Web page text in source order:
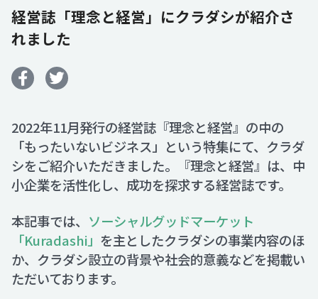
Food
Energy
Impact
Company
IR
News
Recruit
Contact
経営誌「理念と経営」にクラダシが紹介さ
れました
2022年11月発行の経営誌『理念と経営』の中の
「もったいないビジネス」という特集にて、クラダ
シをご紹介いただきました。『理念と経営』は、中
小企業を活性化し、成功を探求する経営誌です。
本記事では、 ソーシャルグッドマーケット
「Kuradashi」 を主としたクラダシの事業内容のほ
か、クラダシ設立の背景や社会的意義などを掲載い
ただいております。